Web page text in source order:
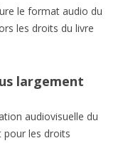
le format audio du
les droits du livre
largement
audiovisuelle du
pour les droits